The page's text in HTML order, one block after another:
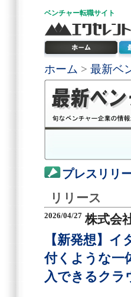
ベンチャー転職サイト
ホーム > 最新ベ
プレスリリ
リリース
2026/04/27 株式会
【新発想】
付くような一
入できるクラ